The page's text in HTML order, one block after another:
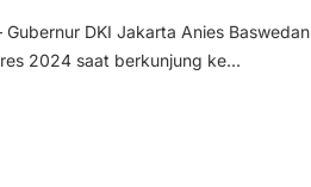
Gubernur DKI Jakarta Anies Baswedan
2024 saat berkunjung ke...